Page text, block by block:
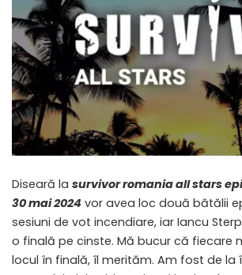
Diseară la survivor romania all stars
30 mai 2024 vor avea loc două bătălii
sesiuni de vot incendiare, iar Iancu
o finală pe cinste. Mă bucur că fiecare
locul în finală, îl merităm. Am fost de la